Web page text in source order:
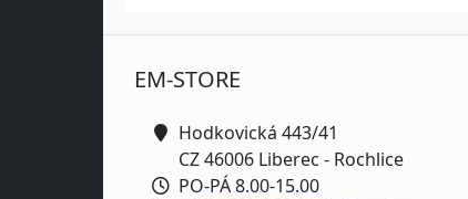
EM-STORE
Hodkovická 443/41
CZ 46006 Liberec - Rochlice
PO-PÁ 8.00-15.00